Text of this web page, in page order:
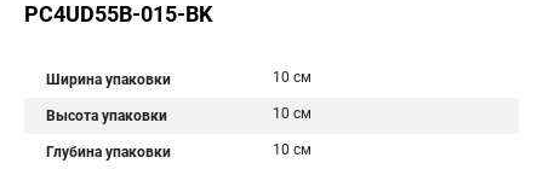
PC4UD55B-015-BK
Ширина упаковки 10 см
Высота упаковки 10 см
Глубина упаковки 10 см